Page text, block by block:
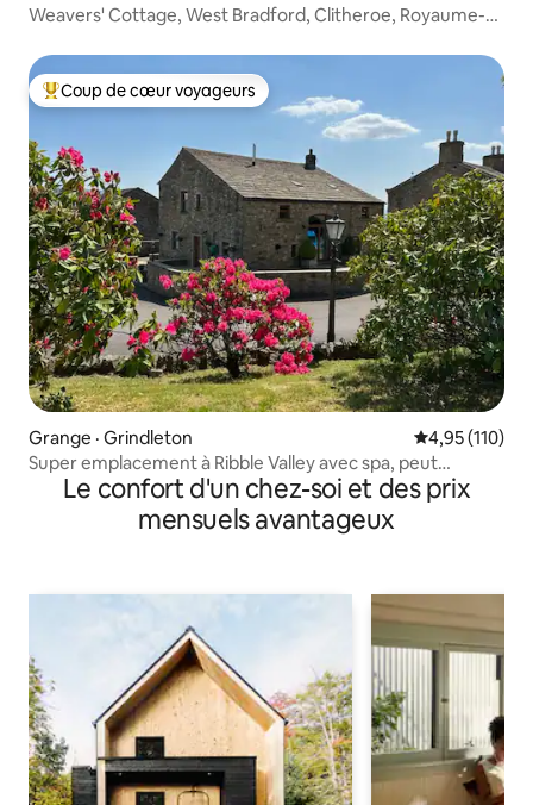
Weavers' Cottage, West Bradford, Clitheroe, Royaume-
Coup de cœur voyageurs parmi les plus aimés
Coup de cœur voyageurs
Grange · Grindleton Note
4,95 (110)
Super emplacement à Ribble Valley avec spa, peut
accueillir 8 personnes
Le confort d'un chez-soi et des prix
mensuels avantageux